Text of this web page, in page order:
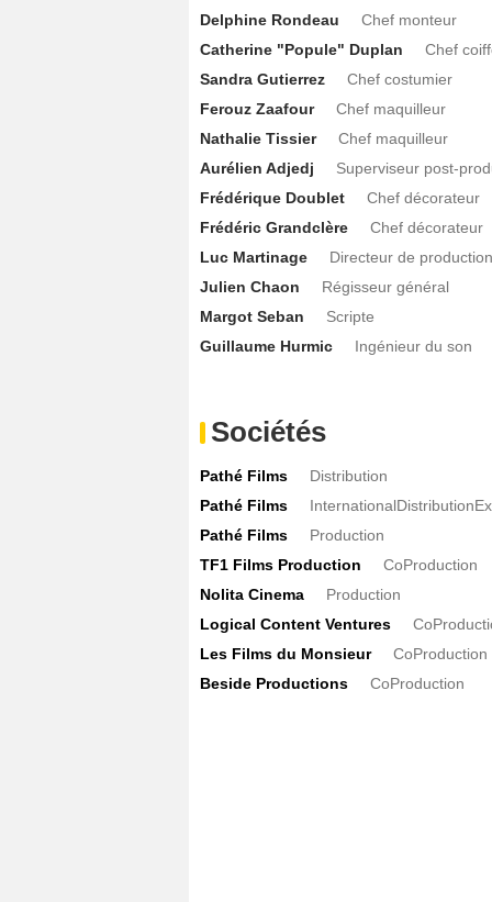
Delphine Rondeau
Chef monteur
Catherine "Popule" Duplan
Chef
Sandra Gutierrez
Chef costumier
Ferouz Zaafour
Chef maquilleur
Nathalie Tissier
Chef maquilleur
Aurélien Adjedj
Superviseur post-
Frédérique Doublet
Chef décorateur
Frédéric Grandclère
Chef décorateur
Luc Martinage
Directeur de production
Julien Chaon
Régisseur général
Margot Seban
Scripte
Guillaume Hurmic
Ingénieur du son
Sociétés
Pathé Films
Distribution
Pathé Films
Pathé Films
Production
TF1 Films Production
CoProduction
Nolita Cinema
Production
Logical Content Ventures
Les Films du Monsieur
CoProduction
Beside Productions
CoProduction